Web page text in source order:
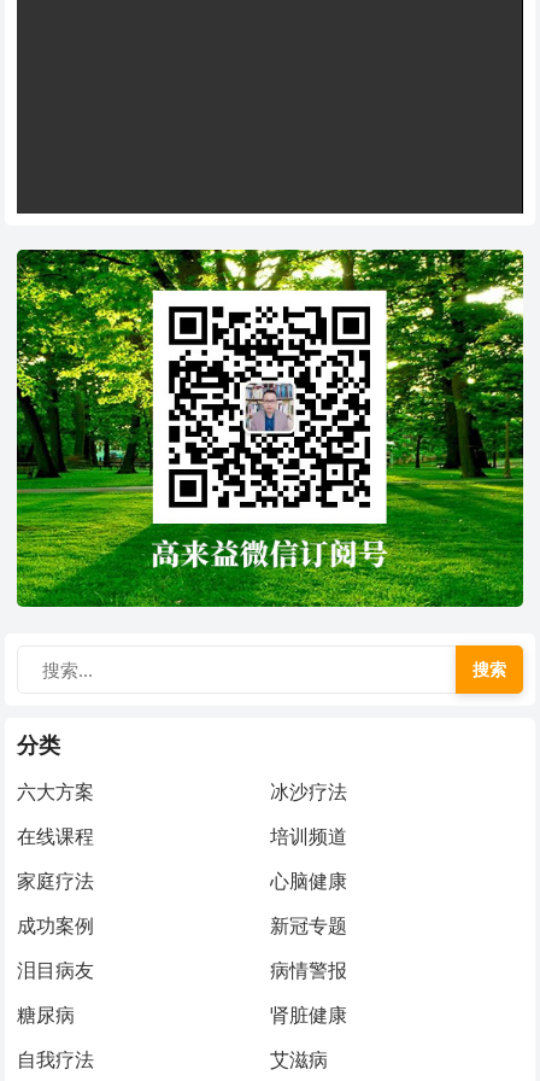
搜索
分类
六大方案
冰沙疗法
在线课程
培训频道
家庭疗法
心脑健康
成功案例
新冠专题
泪目病友
病情警报
糖尿病
肾脏健康
自我疗法
艾滋病